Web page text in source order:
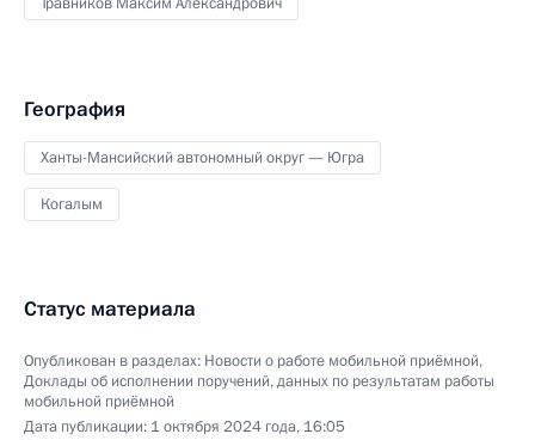
География
Ханты-Мансийский автономный округ — Югра
Когалым
Статус материала
Опубликован в разделах: Новости о работе мобильной приёмной,
Доклады об исполнении поручений, данных по результатам работы
мобильной приёмной
Дата публикации: 1 октября 2024 года, 16:05